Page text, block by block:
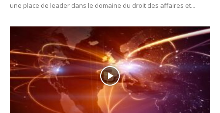
une place de leader dans le domaine du droit des affaires et...